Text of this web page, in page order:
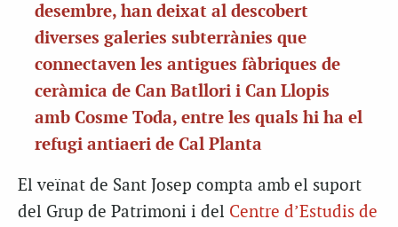
desembre, han deixat al descobert
diverses galeries subterrànies que
connectaven les antigues fàbriques de
ceràmica de Can Batllori i Can Llopis
amb Cosme Toda, entre les quals hi ha el
refugi antiaeri de Cal Planta
El veïnat de Sant Josep compta amb el suport
del Grup de Patrimoni i del Centre d’Estudis de